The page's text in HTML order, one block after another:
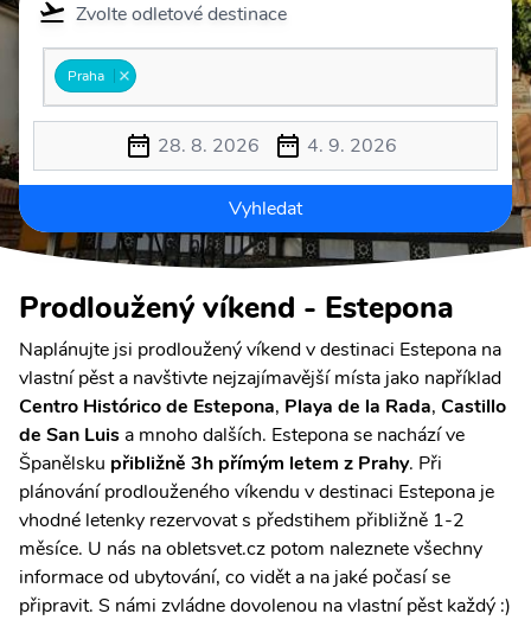
Zvolte odletové destinace
Praha
28. 8. 2026 4. 9. 2026
Vyhledat
Prodloužený víkend - Estepona
Naplánujte jsi prodloužený víkend v destinaci Estepona na
vlastní pěst a navštivte nejzajímavější místa jako například
Centro Histórico de Estepona, Playa de la Rada, Castillo
de San Luis a mnoho dalších. Estepona se nachází ve
Španělsku přibližně 3h přímým letem z Prahy. Při
plánování prodlouženého víkendu v destinaci Estepona je
vhodné letenky rezervovat s předstihem přibližně 1-2
měsíce. U nás na obletsvet.cz potom naleznete všechny
informace od ubytování, co vidět a na jaké počasí se
připravit. S námi zvládne dovolenou na vlastní pěst každý :)